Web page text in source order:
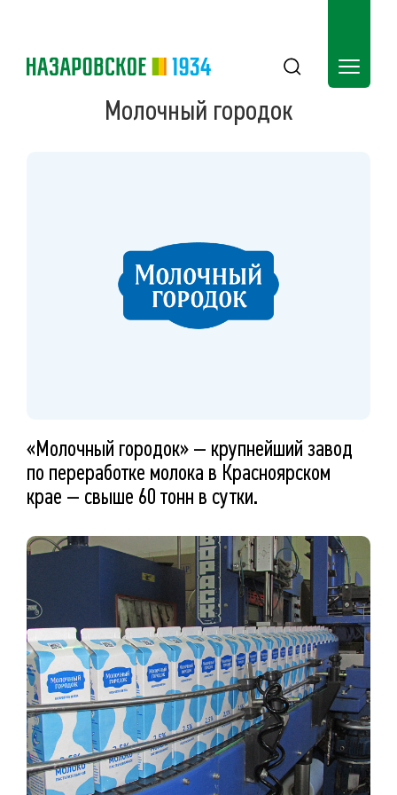
Молочный городок
«Молочный городок» — крупнейший завод
по переработке молока в Красноярском
крае — свыше 60 тонн в сутки.